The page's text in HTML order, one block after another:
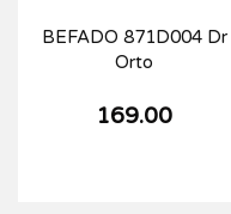
BEFADO 871D004 Dr
Orto
169.00